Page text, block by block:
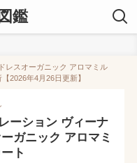
鑑
レスオーガニック アロマミル
2026年4月26日更新】
ーション ヴィーナ
ガニック アロマミ
ト